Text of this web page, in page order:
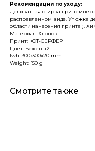
Рекомендации по уходу:
Деликатная стирка при
расправленном виде. Утюжка
области нанесения принта ).
Материал: Хлопок
Принт: КОТ-СЁРФЕР
Цвет: Бежевый
lwh: 300x300x20 mm
Weight: 150 g
Смотрите также